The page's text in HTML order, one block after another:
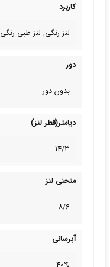
کاربرد
لنز رنگی, لنز طبی‌ رنگی
دور
بدون دور
دیامتر(قطر لنز)
14/3
منحنی لنز
8/6
آبرسانی